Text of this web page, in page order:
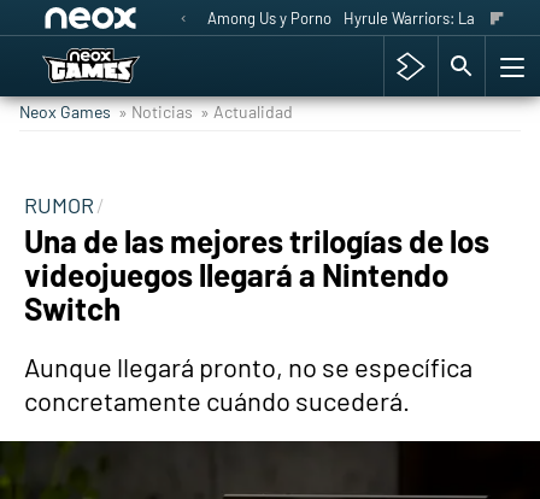
Among Us y Porno Hyrule Warriors: La Era del
Neox Games » Noticias » Actualidad
RUMOR
Una de las mejores trilogías de los
videojuegos llegará a Nintendo
Switch
Aunque llegará pronto, no se específica
concretamente cuándo sucederá.